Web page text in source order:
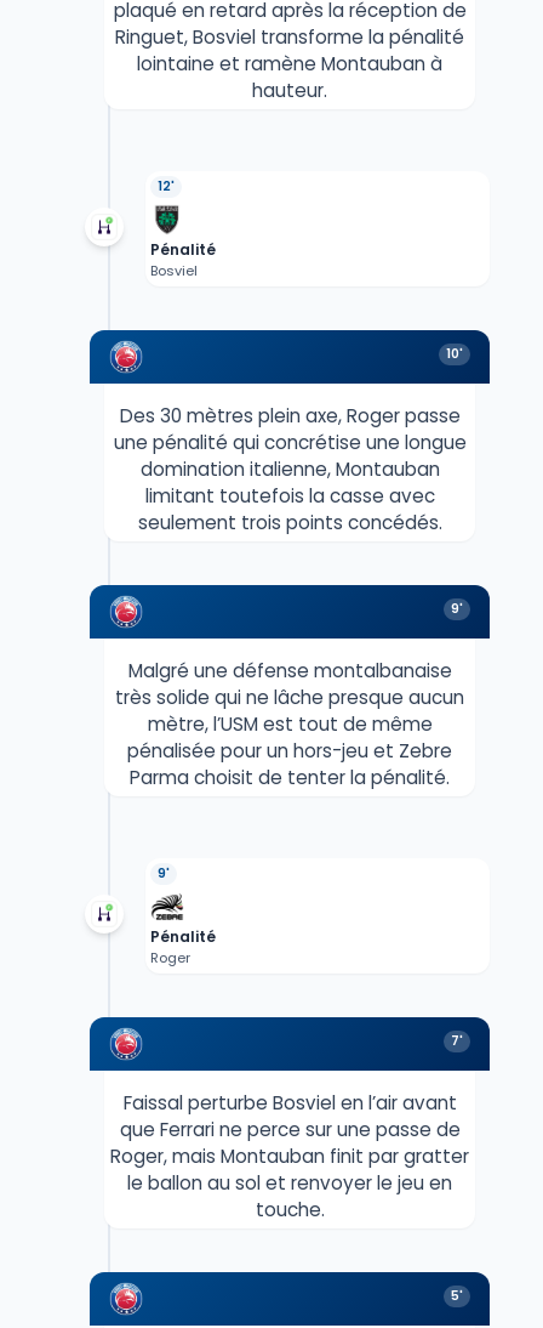
plaqué en retard après la réception de
Ringuet, Bosviel transforme la pénalité
lointaine et ramène Montauban à
hauteur.
12'
Pénalité
Bosviel
10'
Des 30 mètres plein axe, Roger passe
une pénalité qui concrétise une longue
domination italienne, Montauban
limitant toutefois la casse avec
seulement trois points concédés.
9'
Malgré une défense montalbanaise
très solide qui ne lâche presque aucun
mètre, l’USM est tout de même
pénalisée pour un hors-jeu et Zebre
Parma choisit de tenter la pénalité.
9'
Pénalité
Roger
7'
Faissal perturbe Bosviel en l’air avant
que Ferrari ne perce sur une passe de
Roger, mais Montauban finit par gratter
le ballon au sol et renvoyer le jeu en
touche.
5'